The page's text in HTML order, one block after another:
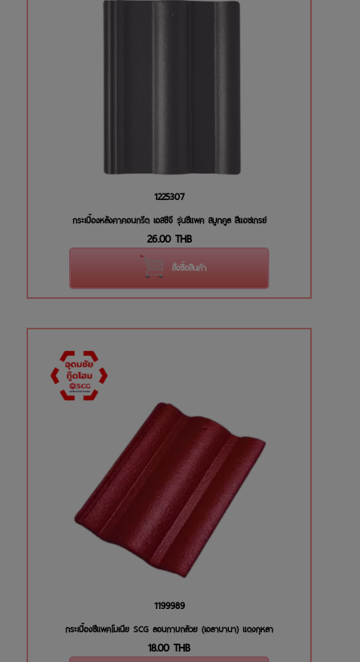
1225307
กระเบื้องหลังคาคอนกรีต เอสซีจี รุ่นซีแพค สมูทคูล สีแอชเกรย์
26.00 THB
สั่งซื้อสินค้า
1199989
กระเบื้องซีแพคโมเนีย SCG ลอนกาบกล้วย (เอลาบานา) แดงกุหลา
18.00 THB